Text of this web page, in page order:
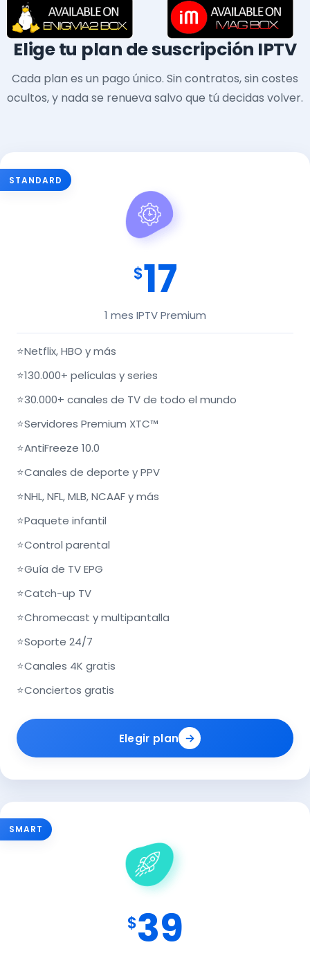
Elige tu plan de suscripción IPTV
Cada plan es un pago único. Sin contratos, sin costes
ocultos, y nada se renueva salvo que tú decidas volver.
STANDARD
$17
1 mes IPTV Premium
⭐Netflix, HBO y más
⭐130.000+ películas y series
⭐30.000+ canales de TV de todo el mundo
⭐Servidores Premium XTC™
⭐AntiFreeze 10.0
⭐Canales de deporte y PPV
⭐NHL, NFL, MLB, NCAAF y más
⭐Paquete infantil
⭐Control parental
⭐Guía de TV EPG
⭐Catch-up TV
⭐Chromecast y multipantalla
⭐Soporte 24/7
⭐Canales 4K gratis
⭐Conciertos gratis
Elegir plan
SMART
$39